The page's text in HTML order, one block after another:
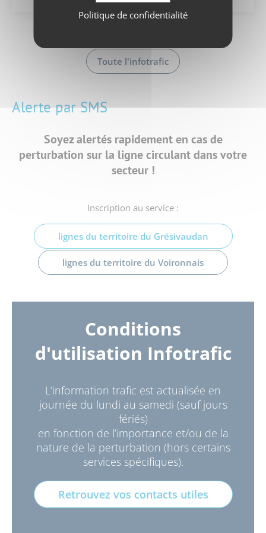
Toute l'infotrafic
Alerte par SMS
Soyez alertés rapidement en cas de
perturbation sur la ligne circulant dans votre
secteur !
Inscription au service :
lignes du territoire du Grésivaudan
lignes du territoire du Voironnais
Conditions
d'utilisation Infotrafic
L’information trafic est actualisée en
journée du lundi au samedi (sauf jours
fériés)
en fonction de l’importance et/ou de la
nature de la perturbation (hors certains
services spécifiques).
Retrouvez vos contacts utiles
Politique de confidentialité